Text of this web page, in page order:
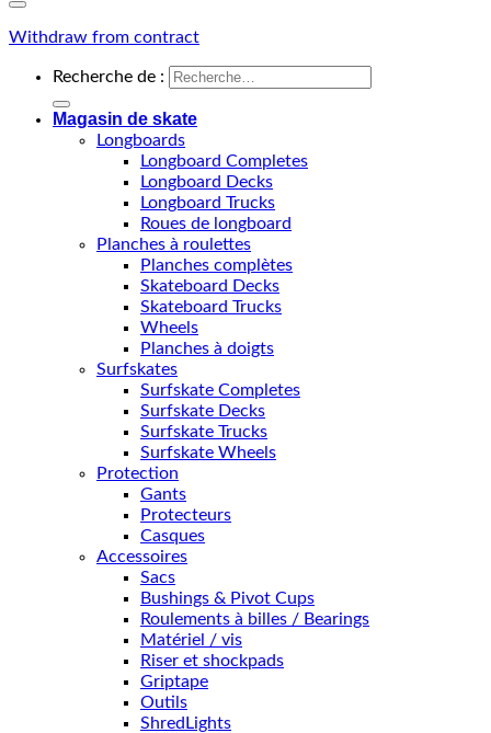
Withdraw from contract
Recherche de :
Magasin de skate
Longboards
Longboard Completes
Longboard Decks
Longboard Trucks
Roues de longboard
Planches à roulettes
Planches complètes
Skateboard Decks
Skateboard Trucks
Wheels
Planches à doigts
Surfskates
Surfskate Completes
Surfskate Decks
Surfskate Trucks
Surfskate Wheels
Protection
Gants
Protecteurs
Casques
Accessoires
Sacs
Bushings & Pivot Cups
Roulements à billes / Bearings
Matériel / vis
Riser et shockpads
Griptape
Outils
ShredLights